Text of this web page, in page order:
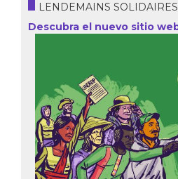
LENDEMAINS
Descubra el nuevo sitio